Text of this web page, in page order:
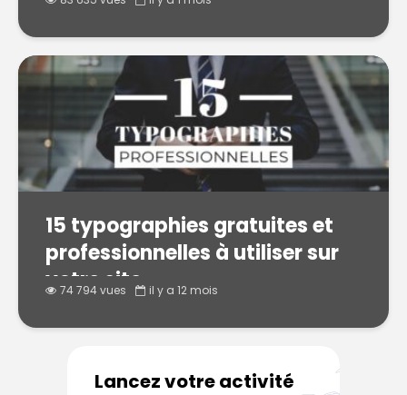
15 typographies gratuites et
professionnelles à utiliser sur
votre site
74 794 vues il y a 12 mois
Lancez votre activité